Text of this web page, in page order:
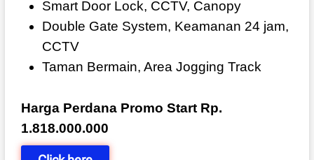
Smart Door Lock, CCTV, Canopy
Double Gate System, Keamanan 24 jam,
CCTV
Taman Bermain, Area Jogging Track
Harga Perdana Promo Start Rp.
1.818.000.000